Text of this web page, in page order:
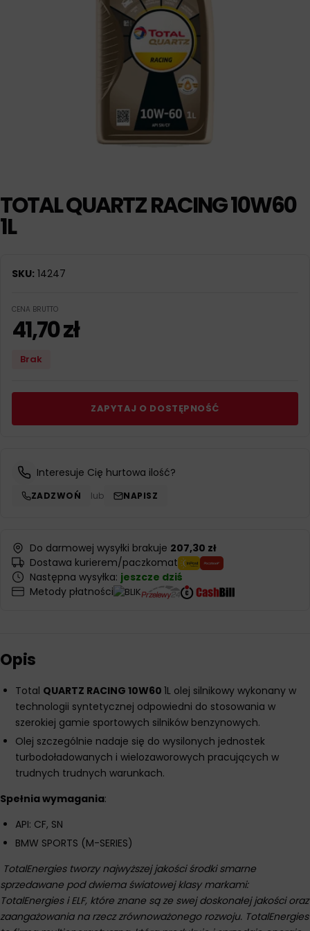
TOTAL QUARTZ RACING 10W60
1L
SKU: 14247
CENA BRUTTO
41,70zł
Brak
ZAPYTAJ O DOSTĘPNOŚĆ
Interesuje Cię hurtowa ilość?
ZADZWOŃ lub NAPISZ
Do darmowej wysyłki brakuje 207,30 zł
Dostawa kurierem/paczkomat
Następna wysyłka: jeszcze dziś
Metody płatności
Opis
Total QUARTZ RACING 10W60 1L olej silnikowy wykonany w
technologii syntetycznej odpowiedni do stosowania w
szerokiej gamie sportowych silników benzynowych.
Olej szczególnie nadaje się do wysilonych jednostek
turbodoładowanych i wielozaworowych pracujących w
trudnych trudnych warunkach.
Spełnia wymagania:
API: CF, SN
BMW SPORTS (M-SERIES)
TotalEnergies tworzy najwyższej jakości środki smarne
sprzedawane pod dwiema światowej klasy markami:
TotalEnergies i ELF, które znane są ze swej doskonałej jakości oraz
zaangażowania na rzecz zrównoważonego rozwoju. TotalEnergies